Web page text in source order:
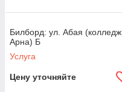
Билборд: ул. Абая (колледж
Арна) Б
Услуга
Цену уточняйте